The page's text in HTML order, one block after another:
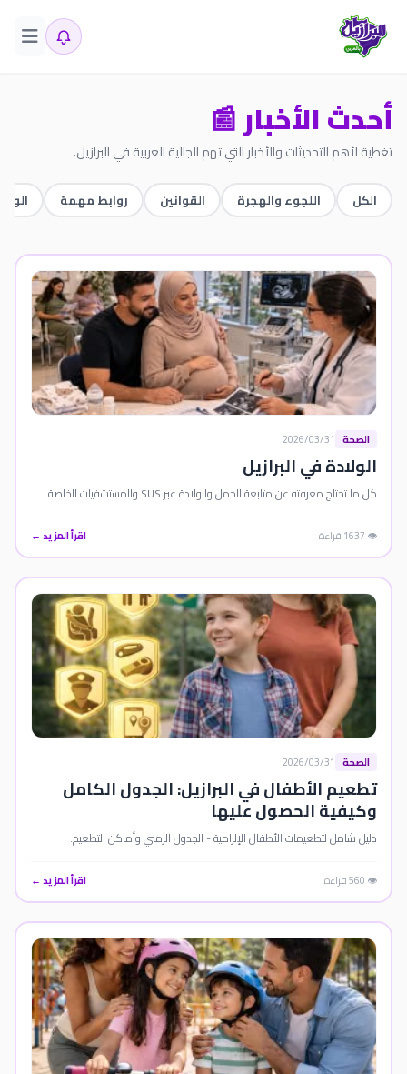
أحدث الأخبار 📰
تغطية لأهم التحديثات والأخبار التي تهم الجالية العربية في البرازيل.
الكل اللجوء والهجرة القوانين روابط مهمة
الصحة 2026/03/31
الولادة في البرازيل
كل ما تحتاج معرفته عن متابعة الحمل والولادة عبر SUS والمستشفيات الخاصة.
👁️ 1637 قراءة اقرأ المزيد ←
الصحة 2026/03/31
تطعيم الأطفال في البرازيل: الجدول الكامل
وكيفية الحصول عليها
دليل شامل لتطعيمات الأطفال الإلزامية - الجدول الزمني وأماكن التطعيم.
👁️ 560 قراءة اقرأ المزيد ←